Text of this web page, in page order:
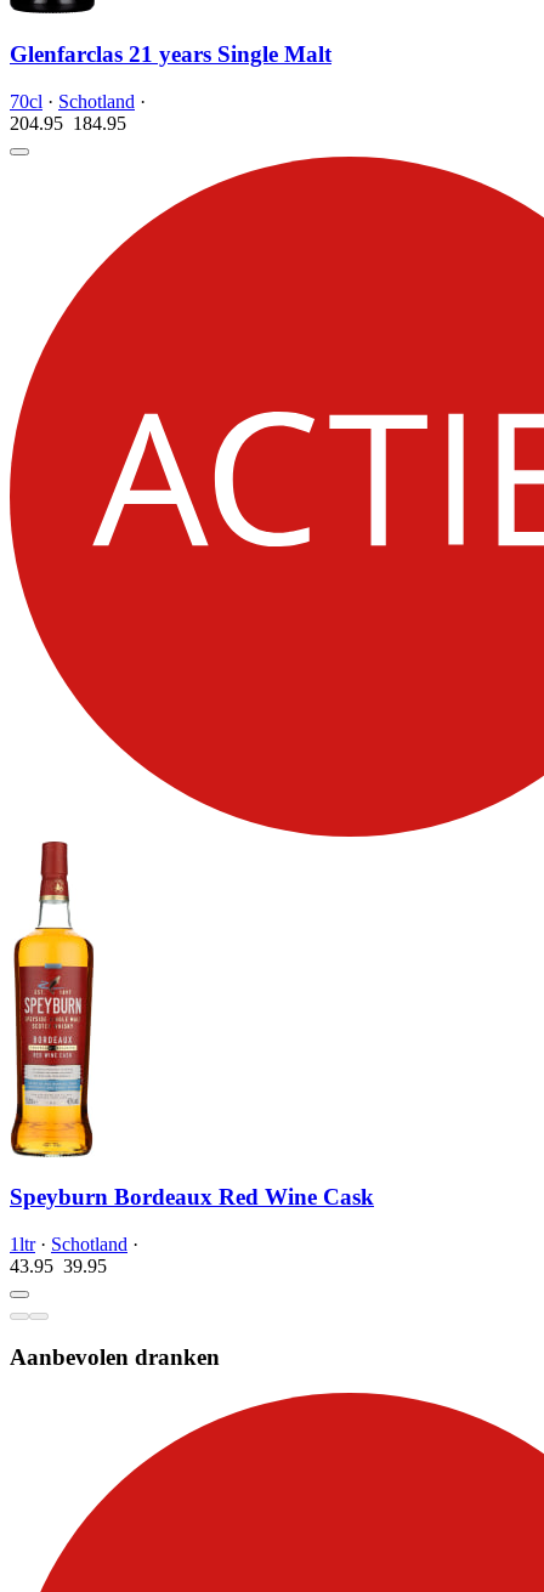
Glenfarclas 21 years Single Malt
70cl · Schotland ·
204.95 184.95
Speyburn Bordeaux Red Wine Cask
1ltr· Schotland ·
43.95 39.95
Aanbevolen dranken